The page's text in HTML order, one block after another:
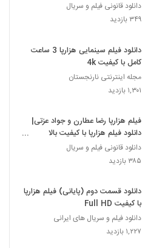
کیفیت بالا
دانلود قانونی فیلم و سریال
۳۴۹ بازدید
دانلود فیلم سینمایی هزارپا 3 ساعت
کامل با کیفیت 4k
مجله اینترنتی نارنجستان
۱,۳۰۱ بازدید
فیلم هزارپا رضا عطارن و جواد عزتی|
دانلود فیلم هزارپا با کیفیت بالا
1080HQ
دانلود قانونی فیلم و سریال
۳۸۵ بازدید
دانلود قسمت دوم (پایانی) فیلم هزارپا
با کیفیت Full HD
دانلود فیلم و سریال های ایرانی
۱,۲۲۷ بازدید